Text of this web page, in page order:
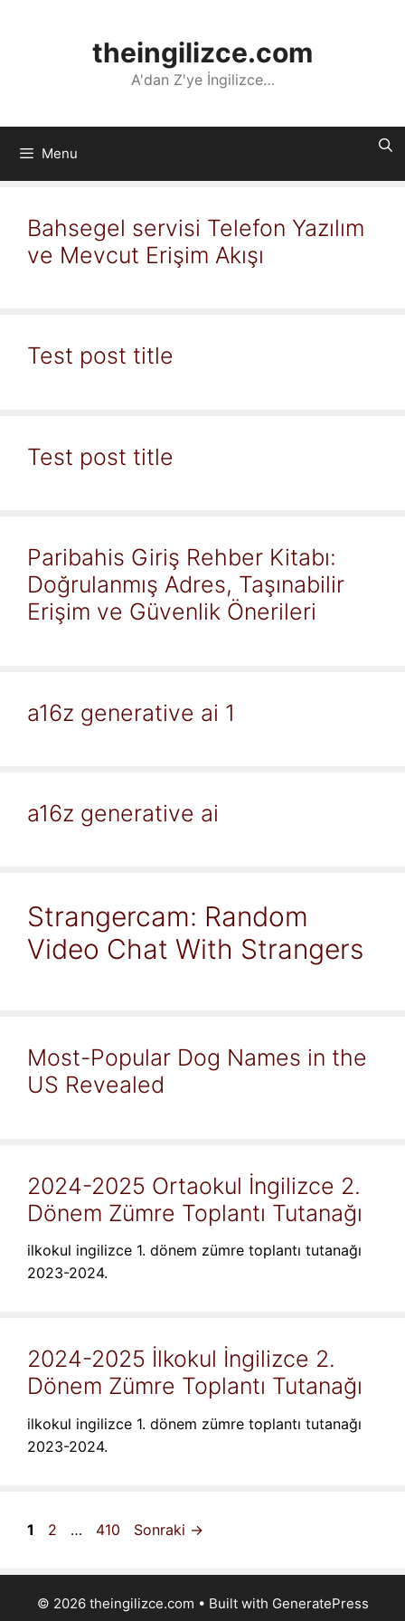
theingilizce.com
A'dan Z'ye İngilizce…
Menu
Bahsegel servisi Telefon Yazılım
ve Mevcut Erişim Akışı
Test post title
Test post title
Paribahis Giriş Rehber Kitabı:
Doğrulanmış Adres, Taşınabilir
Erişim ve Güvenlik Önerileri
a16z generative ai 1
a16z generative ai
Strangercam: Random
Video Chat With Strangers
Most-Popular Dog Names in the
US Revealed
2024-2025 Ortaokul İngilizce 2.
Dönem Zümre Toplantı Tutanağı
ilkokul ingilizce 1. dönem zümre toplantı tutanağı
2023-2024.
2024-2025 İlkokul İngilizce 2.
Dönem Zümre Toplantı Tutanağı
ilkokul ingilizce 1. dönem zümre toplantı tutanağı
2023-2024.
Sayfa
1 Sayfa
2 … Sayfa
410 Sonraki →
© 2026 theingilizce.com • Built with GeneratePress